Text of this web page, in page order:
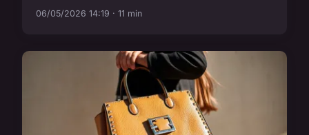
06/05/2026 14:19 · 11 min